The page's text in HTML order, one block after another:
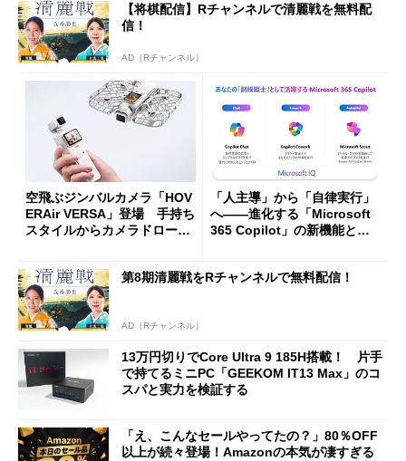
【将棋配信】Rチャンネルで清麗戦を無料配
信！
AD（Rチャンネル）
空飛ぶジンバルカメラ「HOV
ERAir VERSA」登場 手持ち
スタイルからカメラドローン
「人主導」から「自律実行」
へ――進化する「Microsoft
365 Copilot」の新機能とエ
第8期清麗戦をRチャンネルで無料配信！
AD（Rチャンネル）
13万円切りでCore Ultra 9 185H搭載！ 片手
で持てるミニPC「GEEKOM IT13 Max」のコ
スパと実力を検証する
「え、こんなセールやってたの？」80％OFF
以上が続々登場！Amazonの本気が凄すぎる